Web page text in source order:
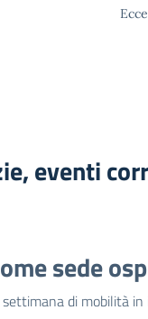
eventi
sede
di mobilità